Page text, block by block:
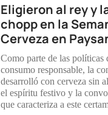
Eligieron al rey y
chopp en la
Cerveza en
Como parte de las políticas
consumo responsable, la
desarrolló con cerveza sin
el espíritu festivo y la
que caracteriza a este